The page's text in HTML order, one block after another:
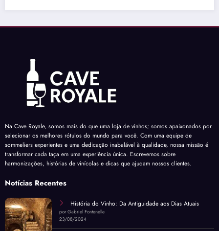
Na Cave Royale, somos mais do que uma loja de vinhos; somos apaixonados por
selecionar os melhores rótulos do mundo para você. Com uma equipe de
sommeliers experientes e uma dedicação inabalável à qualidade, nossa missão é
transformar cada taça em uma experiência única. Escrevemos sobre
harmonizações, histórias de vinícolas e dicas que ajudam nossos clientes.
Notícias Recentes
História do Vinho: Da Antiguidade aos Dias Atuais
por Gabriel Fontenelle
23/08/2024